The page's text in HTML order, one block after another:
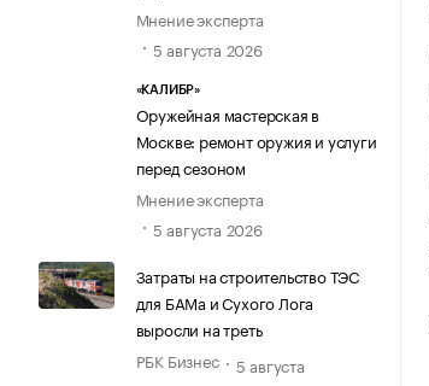
Мнение эксперта
5 августа 2026
«КАЛИБР»
Оружейная мастерская в
Москве: ремонт оружия и услуги
перед сезоном
Мнение эксперта
5 августа 2026
Затраты на строительство ТЭС
для БАМа и Сухого Лога
выросли на треть
РБК Бизнес
5 августа